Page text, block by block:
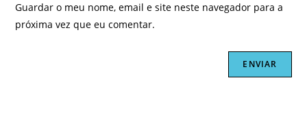
Guardar o meu nome, email e site neste navegador para a
próxima vez que eu comentar.